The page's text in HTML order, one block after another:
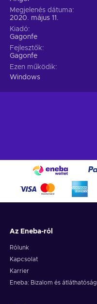
Megjelenés dátuma
2020. május 11.
Kiadó
Gagonfe
Fejlesztők
Gagonfe
Ezen működik
Windows
Az Eneba-ról
Rólunk
Kapcsolat
Karrier
Eneba: Bizalom és átláthatóság